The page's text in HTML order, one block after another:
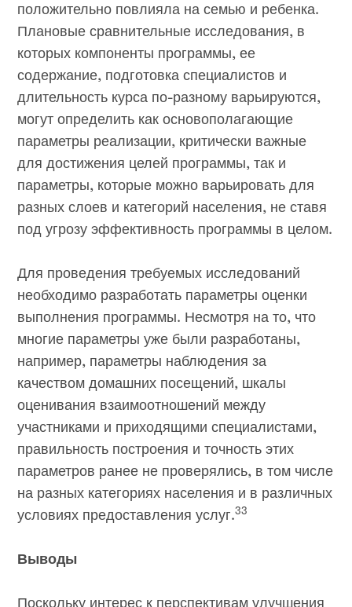
положительно повлияла на семью и ребенка.
Плановые сравнительные исследования, в
которых компоненты программы, ее
содержание, подготовка специалистов и
длительность курса по-разному варьируются,
могут определить как основополагающие
параметры реализации, критически важные
для достижения целей программы, так и
параметры, которые можно варьировать для
разных слоев и категорий населения, не ставя
под угрозу эффективность программы в целом.
Для проведения требуемых исследований
необходимо разработать параметры оценки
выполнения программы. Несмотря на то, что
многие параметры уже были разработаны,
например, параметры наблюдения за
качеством домашних посещений, шкалы
оценивания взаимоотношений между
участниками и приходящими специалистами,
правильность построения и точность этих
параметров ранее не проверялись, в том числе
на разных категориях населения и в различных
условиях предоставления услуг.33
Выводы
Поскольку интерес к перспективам улучшения